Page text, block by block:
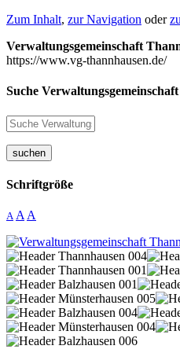
Zum Inhalt, zur Navigation oder
Verwaltungsgemeinschaft
https://www.vg-thannhausen.de/
Suche Verwaltungsgemeinschaft
suchen
Schriftgröße
A A A